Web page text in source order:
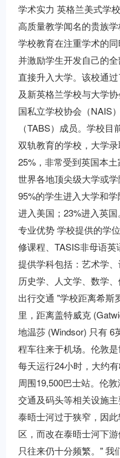
学术实力 英格兰美式学
高质量教学闻名的贵族学
学校教育在注重学术的
并激励学生开发自己的
直接升入大学。该校通
及新英格兰学校与大学
国私立学校协会（NAIS
（TABS）成员。学校
双轨教育的学校，大学
25%，非常受到英国本
世界各地顶尖级大学或
95%的学生进入大学和学
进入美国；23%进入英国。
专业优势 学校提供的学
修课程、TASIS非母语英
提供学科包括：艺术学、
历史学、人文学、数学、
出行交通 "学校距离希斯
里，距离盖特威克
地温莎 (Windsor) 只有 6
程车往来于机场。伦敦
每天运行24小时，大约
周围19,500巴士站。伦
交通及码头等相关设施
泰晤士河过于狭窄，因
区，而改在泰晤士河下
只往来仍十分频繁。" 我